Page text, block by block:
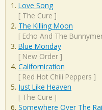
Love Song
[ The Cure ]
The Killing Moon
[ Echo And The
Blue Monday
[ New Order ]
Californication
[ Red Hot Chili Peppers ]
Just Like Heaven
[ The Cure ]
Somewhere Over The